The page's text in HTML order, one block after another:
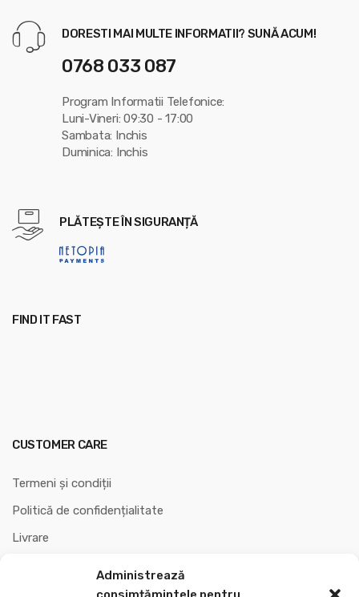
Administrează
DORESTI MAI MULTE INFORMATII? SUNĂ ACUM!
0768 033 087
Program Informatii Telefonice:
Luni-Vineri: 09:30 - 17:00
Sambata: Inchis
Duminica: Inchis
PLĂTEȘTE ÎN SIGURANȚĂ
FIND IT FAST
CUSTOMER CARE
Termeni și condiții
Politică de confidențialitate
Livrare
Politica de retur